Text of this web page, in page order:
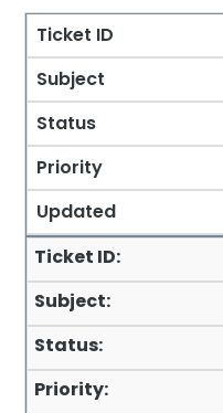
Ticket ID
Subject
Status
Priority
Updated